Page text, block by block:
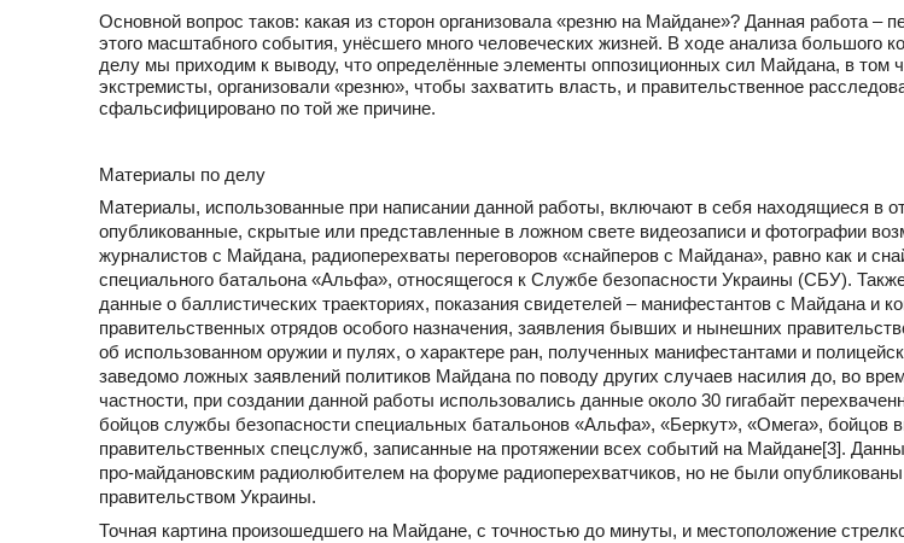
Основной вопрос таков: какая из сторон организовала «резню на Майдане»? Данная работа –
этого масштабного события, унёсшего много человеческих жизней. В ходе анализа большого
делу мы приходим к выводу, что определённые элементы оппозиционных сил Майдана, в том
экстремисты, организовали «резню», чтобы захватить власть, и правительственное
сфальсифицировано по той же причине.
Материалы по делу
Материалы, использованные при написании данной работы, включают в себя находящиеся в
опубликованные, скрытые или представленные в ложном свете видеозаписи и фотографии
журналистов с Майдана, радиоперехваты переговоров «снайперов с Майдана», равно как и
специального батальона «Альфа», относящегося к Службе безопасности Украины (СБУ).
данные о баллистических траекториях, показания свидетелей – манифестантов с Майдана и
правительственных отрядов особого назначения, заявления бывших и нынешних
об использованном оружии и пулях, о характере ран, полученных манифестантами и
заведомо ложных заявлений политиков Майдана по поводу других случаев насилия до, во
частности, при создании данной работы использовались данные около 30 гигабайт
бойцов службы безопасности специальных батальонов «Альфа», «Беркут», «Омега», бойцов
правительственных спецслужб, записанные на протяжении всех событий на Майдане[3].
про-майдановским радиолюбителем на форуме радиоперехватчиков, но не были
правительством Украины.
Точная картина произошедшего на Майдане, с точностью до минуты, и местоположение